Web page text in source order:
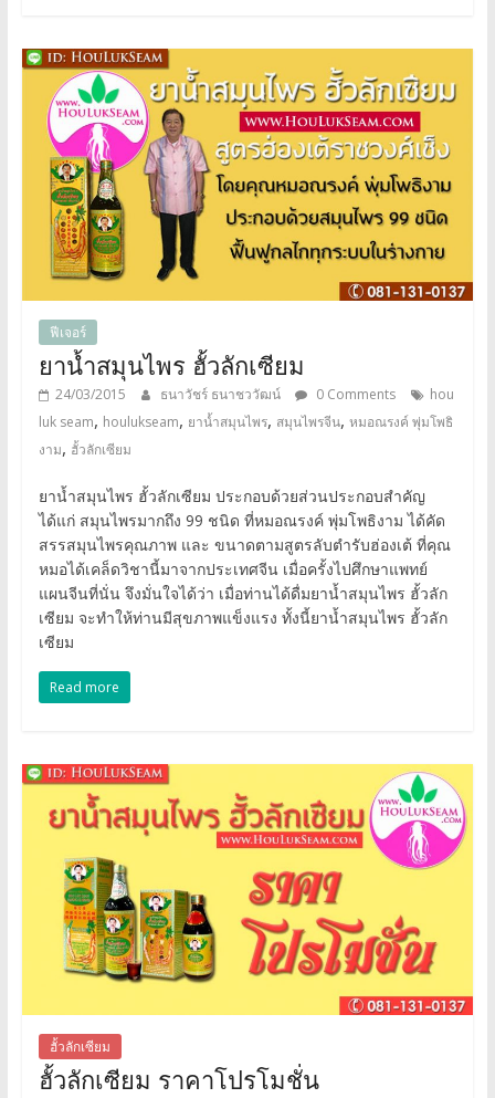
ณรงค์
โพธิ
งาม
ฟีเจอร์
ยาน้ำสมุนไพร ฮั้วลักเซียม
24/03/2015 ธนาวัชร์ ธนาชววัฒน์ 0 Comments
hou
luk seam, houlukseam, ยาน้ำสมุนไพร, สมุนไพรจีน, หมอณรงค์ พุ่มโพธิ
งาม, ฮั้วลักเซียม
ยาน้ำสมุนไพร ฮั้วลักเซียม ประกอบด้วยส่วนประกอบสำคัญ
ได้แก่ สมุนไพรมากถึง 99 ชนิด ที่หมอณรงค์ พุ่มโพธิงาม ได้คัด
สรรสมุนไพรคุณภาพ และ ขนาดตามสูตรลับตำรับฮ่องเต้ ที่คุณ
หมอได้เคล็ดวิชานี้มาจากประเทศจีน เมื่อครั้งไปศึกษาแพทย์
แผนจีนที่นั่น จึงมั่นใจได้ว่า เมื่อท่านได้ดื่มยาน้ำสมุนไพร ฮั้วลัก
เซียม จะทำให้ท่านมีสุขภาพแข็งแรง ทั้งนี้ยาน้ำสมุนไพร ฮั้วลัก
เซียม
Read more
ฮั้วลักเซียม
ฮั้วลักเซียม ราคาโปรโมชั่น